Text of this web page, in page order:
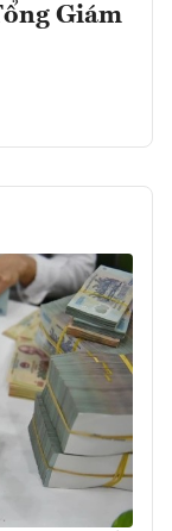
Giám